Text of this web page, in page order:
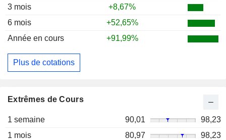
3 mois
+8,67%
6 mois
+52,65%
Année en cours
+91,99%
Plus de cotations
Extrêmes de Cours
1 semaine 90,01
98,23
1 mois
80,97
98,23